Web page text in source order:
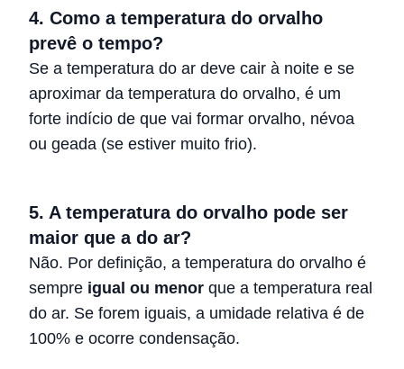
4. Como a temperatura do orvalho
prevê o tempo?
Se a temperatura do ar deve cair à noite e se
aproximar da temperatura do orvalho, é um
forte indício de que vai formar orvalho, névoa
ou geada (se estiver muito frio).
5. A temperatura do orvalho pode ser
maior que a do ar?
Não. Por definição, a temperatura do orvalho é
sempre igual ou menor que a temperatura real
do ar. Se forem iguais, a umidade relativa é de
100% e ocorre condensação.